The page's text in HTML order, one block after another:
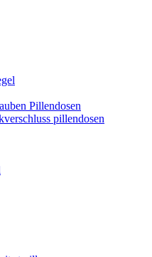
Pillendosen
pillendosen